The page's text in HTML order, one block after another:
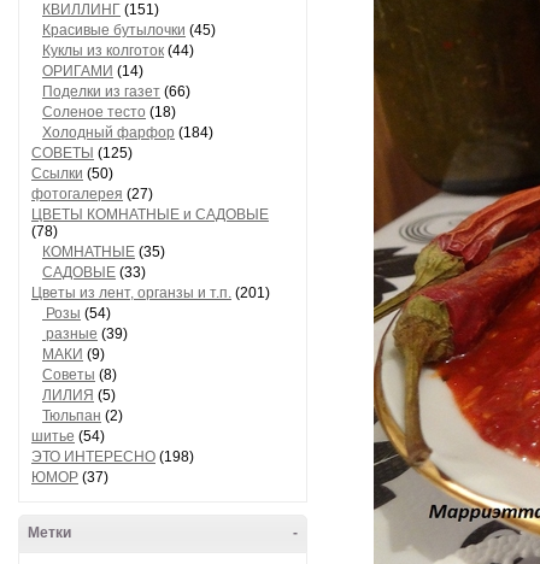
КВИЛЛИНГ (151)
Красивые бутылочки (45)
Куклы из колготок (44)
ОРИГАМИ (14)
Поделки из газет (66)
Соленое тесто (18)
Холодный фарфор (184)
СОВЕТЫ (125)
Ссылки (50)
фотогалерея (27)
ЦВЕТЫ КОМНАТНЫЕ и САДОВЫЕ
(78)
КОМНАТНЫЕ (35)
САДОВЫЕ (33)
Цветы из лент, органзы и т.п. (201)
Розы (54)
разные (39)
МАКИ (9)
Советы (8)
ЛИЛИЯ (5)
Тюльпан (2)
шитье (54)
ЭТО ИНТЕРЕСНО (198)
ЮМОР (37)
-
Метки